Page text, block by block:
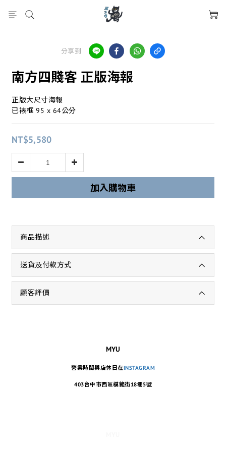
分享到
南方四賤客 正版海報
正版大尺寸海報
已裱框 95 x 64公分
NT$5,580
加入購物車
商品描述
送貨及付款方式
顧客評價
MYU
營業時間與店休日在INSTAGRAM
403台中市西區模範街18巷5號